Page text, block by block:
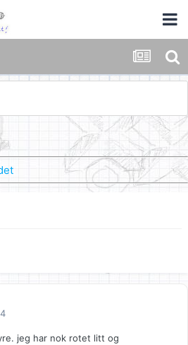
jeg har nok rotet litt og